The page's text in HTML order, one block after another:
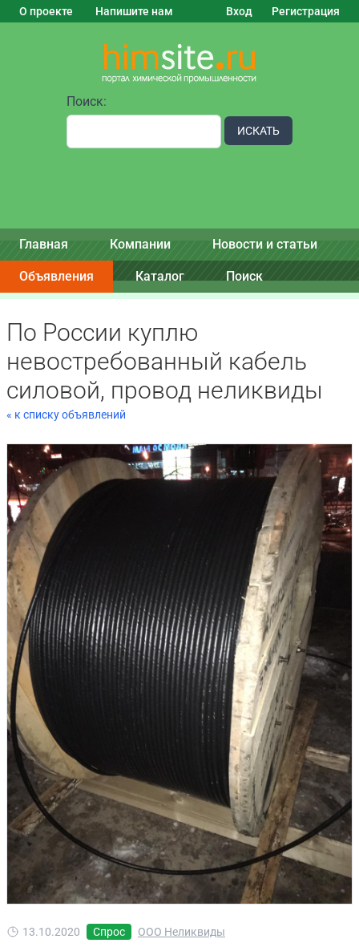
О проекте Напишите нам Вход Регистрация
Поиск:
ИСКАТЬ
Главная Компании Новости и статьи
Объявления Каталог Поиск
По России куплю
невостребованный кабель
силовой, провод неликвиды
« к списку объявлений
13.10.2020 Спрос ООО Неликвиды